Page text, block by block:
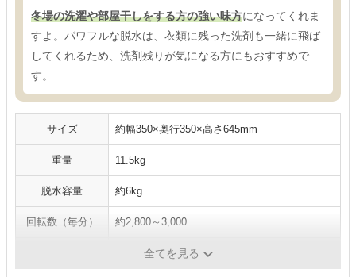
冬場の洗濯や部屋干しをする方の強い味方になってくれま
すよ。パワフルな脱水は、衣類に残った洗剤も一緒に飛ば
してくれるため、洗剤残りが気になる方にもおすすめで
す。
サイズ 約幅350×奥行350×高さ645mm
重量 11.5kg
脱水容量 約6kg
回転数（毎分） 約2,800～3,000
ステンレス全てを見る